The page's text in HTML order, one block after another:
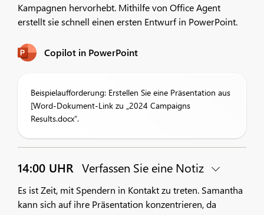
Kampagnen hervorhebt. Mithilfe von Office Agent
erstellt sie schnell einen ersten Entwurf in PowerPoint.
Copilot in PowerPoint
Beispielaufforderung: Erstellen Sie eine Präsentation aus
[Word-Dokument-Link zu „2024 Campaigns
Results.docx“.
14:00 UHR Verfassen Sie eine Notiz
Es ist Zeit, mit Spendern in Kontakt zu treten. Samantha
kann sich auf ihre Präsentation konzentrieren, da